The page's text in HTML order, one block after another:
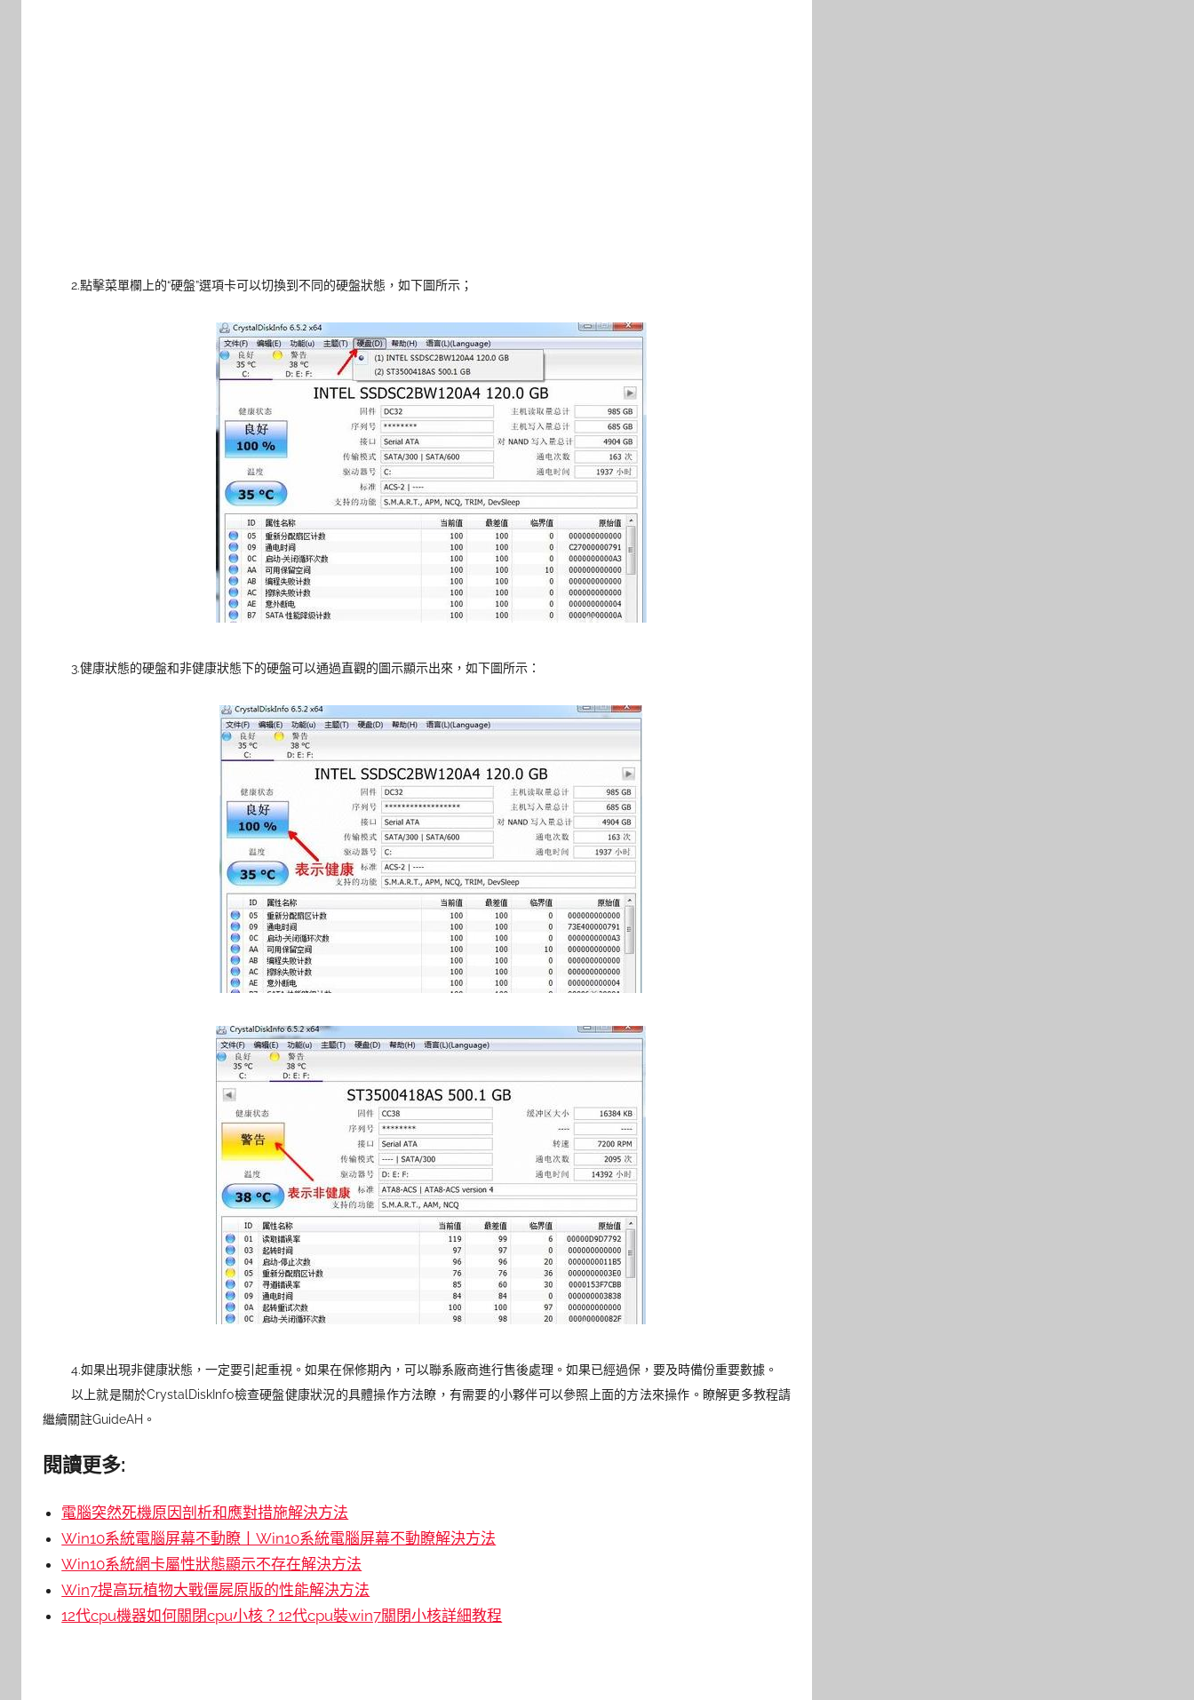
2.點擊菜單欄上的“硬盤”選項卡可以切換到不同的硬盤狀態，如下圖所示；
3.健康狀態的硬盤和非健康狀態下的硬盤可以通過直觀的圖示顯示出來，如下圖所示：
4.如果出現非健康狀態，一定要引起重視。如果在保修期內，可以聯系廠商進行售後處理。如果已經過保，要及時備份重要數據。
以上就是關於CrystalDiskInfo檢查硬盤健康狀況的具體操作方法瞭，有需要的小夥伴可以參照上面的方法來操作。瞭解更多教程請
繼續關註GuideAH。
閱讀更多:
電腦突然死機原因剖析和應對措施解決方法
Win10系統電腦屏幕不動瞭丨Win10系統電腦屏幕不動瞭解決方法
Win10系統網卡屬性狀態顯示不存在解決方法
Win7提高玩植物大戰僵屍原版的性能解決方法
12代cpu機器如何關閉cpu小核？12代cpu裝win7關閉小核詳細教程